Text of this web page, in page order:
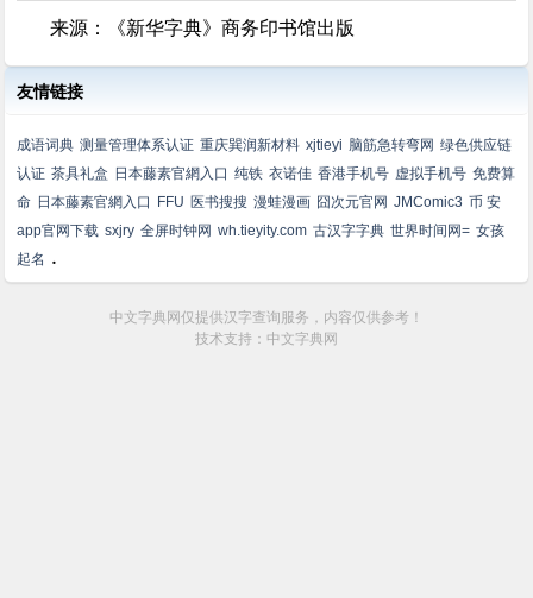
来源：《新华字典》商务印书馆出版
友情链接
成语词典 测量管理体系认证 重庆巽润新材料 xjtieyi 脑筋急转弯网 绿色供应链
认证 茶具礼盒 日本藤素官網入口 纯铁 衣诺佳 香港手机号 虚拟手机号 免费算
命 日本藤素官網入口 FFU 医书搜搜 漫蛙漫画 囧次元官网 JMComic3 币 安
app官网下载 sxjry 全屏时钟网 wh.tieyity.com 古汉字字典 世界时间网= 女孩
起名 .
中文字典网仅提供汉字查询服务，内容仅供参考！
技术支持：中文字典网